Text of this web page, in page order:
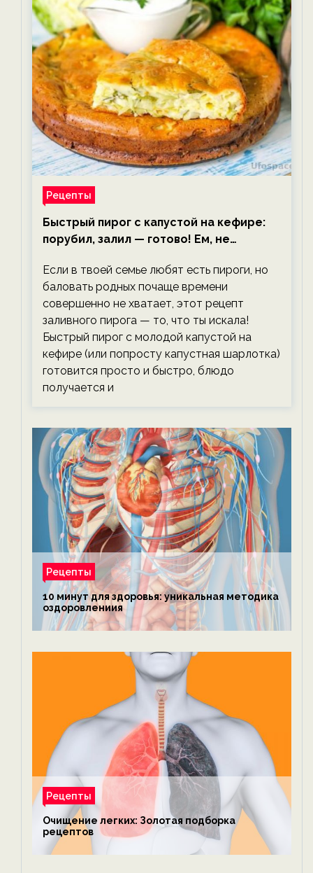
Рецепты
Быстрый пирог с капустой на кефире:
порубил, залил — готово! Ем, не
Если в твоей семье любят есть пироги, но
баловать родных почаще времени
совершенно не хватает, этот рецепт
заливного пирога — то, что ты искала!
Быстрый пирог с молодой капустой на
кефире (или попросту капустная шарлотка)
готовится просто и быстро, блюдо
получается и
Рецепты
10 минут для здоровья: уникальная методика
оздоровлениия
Рецепты
Очищение легких: Золотая подборка
рецептов